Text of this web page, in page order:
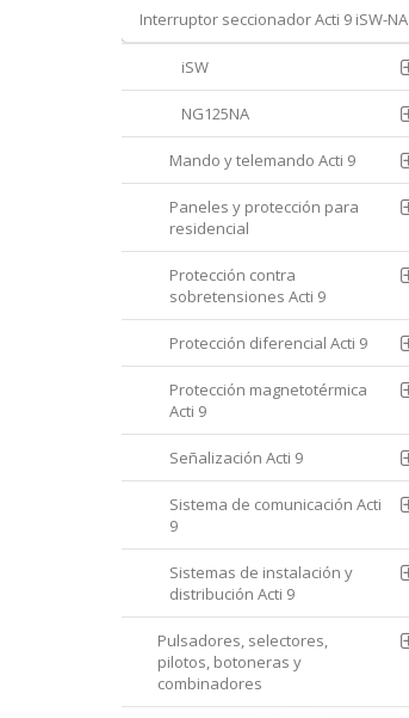
Interruptor seccionador Acti 9 iSW-NA
iSW
NG125NA
Mando y telemando Acti 9
Paneles y protección para
residencial
Protección contra
sobretensiones Acti 9
Protección diferencial Acti 9
Protección magnetotérmica
Acti 9
Señalización Acti 9
Sistema de comunicación Acti
9
Sistemas de instalación y
distribución Acti 9
Pulsadores, selectores,
pilotos, botoneras y
combinadores